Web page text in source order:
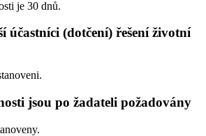
je 30 dnů.
účastníci (dotčení) řešení životní
jsou po žadateli požadovány